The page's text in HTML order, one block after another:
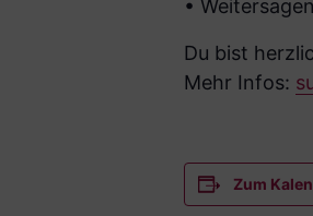
•
Du bist
Mehr Infos:
Zum